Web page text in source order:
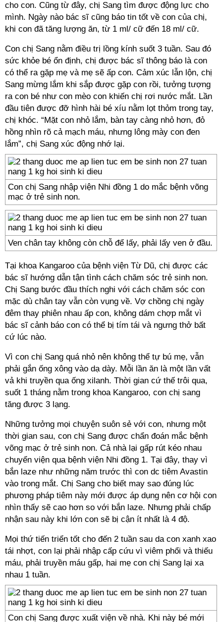
cho con. Cũng từ đây, chị Sang tìm được động lực cho
mình. Ngày nào bác sĩ cũng báo tin tốt về con của chị,
khi con đã tăng lượng ăn, từ 1 ml/ cữ đến 18 ml/ cữ.
Con chị Sang nằm điều trị lồng kính suốt 3 tuần. Sau đó
sức khỏe bé ổn định, chị được bác sĩ thông báo là con
có thể ra gặp mẹ và mẹ sẽ ấp con. Cảm xúc lẫn lộn, chị
Sang mừng lắm khi sắp được gặp con rồi, tưởng tượng
ra con bé như con mèo con khiến chị rơi nước mắt. Lần
đầu tiên được đỡ hình hài bé xíu nằm lọt thỏm trong tay,
chị khóc. “Mặt con nhỏ lắm, bàn tay càng nhỏ hơn, đỏ
hồng nhìn rõ cả mạch máu, nhưng lông mày con đen
lắm”, chị Sang xúc động nhớ lại.
Con chị Sang nhập viện Nhi đồng 1 do mắc bệnh võng
mạc ở trẻ sinh non.
Ven chân tay không còn chỗ để lấy, phải lấy ven ở đầu.
Tại khoa Kangaroo của bệnh viện Từ Dũ, chị được các
bác sĩ hướng dẫn tận tình cách chăm sóc trẻ sinh non.
Chị Sang bước đầu thích nghi với cách chăm sóc con
mặc dù chân tay vẫn còn vụng về. Vợ chồng chị ngày
đêm thay phiên nhau ấp con, không dám chợp mắt vì
bác sĩ cảnh báo con có thể bị tím tái và ngưng thở bất
cứ lúc nào.
Vì con chị Sang quá nhỏ nên không thể tự bú mẹ, vẫn
phải gắn ống xông vào dạ dày. Mỗi lần ăn là một lần vất
vả khi truyền qua ống xilanh. Thời gian cứ thế trôi qua,
suốt 1 tháng nằm trong khoa Kangaroo, con chị sang
tăng được 3 lạng.
Những tưởng mọi chuyện suôn sẻ với con, nhưng một
thời gian sau, con chị Sang được chẩn đoán mắc bệnh
võng mạc ở trẻ sinh non. Cả nhà lại gấp rút kéo nhau
chuyển viện qua bệnh viện Nhi đồng 1. Tại đây, thay vì
bắn laze như những năm trước thì con dc tiêm Avastin
vào trong mắt. Chị Sang cho biết may sao đúng lúc
phương pháp tiêm này mới được áp dụng nên cơ hội con
nhìn thấy sẽ cao hơn so với bắn laze. Nhưng phải chấp
nhận sau này khi lớn con sẽ bị cận ít nhất là 4 độ.
Mọi thứ tiến triển tốt cho đến 2 tuần sau da con xanh xao
tái nhợt, con lại phải nhập cấp cứu vì viêm phổi và thiếu
máu, phải truyền máu gấp, hai mẹ con chị Sang lại xa
nhau 1 tuần.
Con chị Sang được xuất viện về nhà. Khi này bé mới